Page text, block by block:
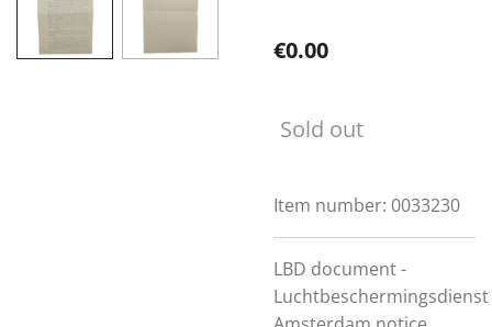
€0.00
Sold out
Item number: 0033230
LBD document -
Luchtbeschermingsdienst